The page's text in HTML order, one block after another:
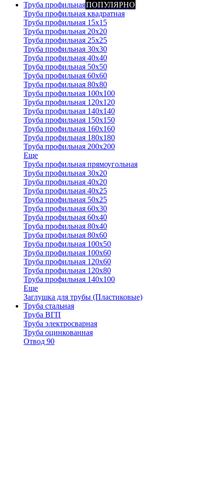
Труба профильнаяПОПУЛЯРНО
Труба профильная квадратная
Труба профильная 15х15
Труба профильная 20x20
Труба профильная 25x25
Труба профильная 30x30
Труба профильная 40x40
Труба профильная 50x50
Труба профильная 60x60
Труба профильная 80x80
Труба профильная 100x100
Труба профильная 120x120
Труба профильная 140х140
Труба профильная 150х150
Труба профильная 160х160
Труба профильная 180х180
Труба профильная 200х200
Еще
Труба профильная прямоугольная
Труба профильная 30x20
Труба профильная 40х20
Труба профильная 40х25
Труба профильная 50х25
Труба профильная 60х30
Труба профильная 60х40
Труба профильная 80х40
Труба профильная 80х60
Труба профильная 100х50
Труба профильная 100х60
Труба профильная 120х60
Труба профильная 120х80
Труба профильная 140х100
Еще
Заглушка для трубы (Пластиковые)
Труба стальная
Труба ВГП
Труба электросварная
Труба оцинкованная
Отвод 90